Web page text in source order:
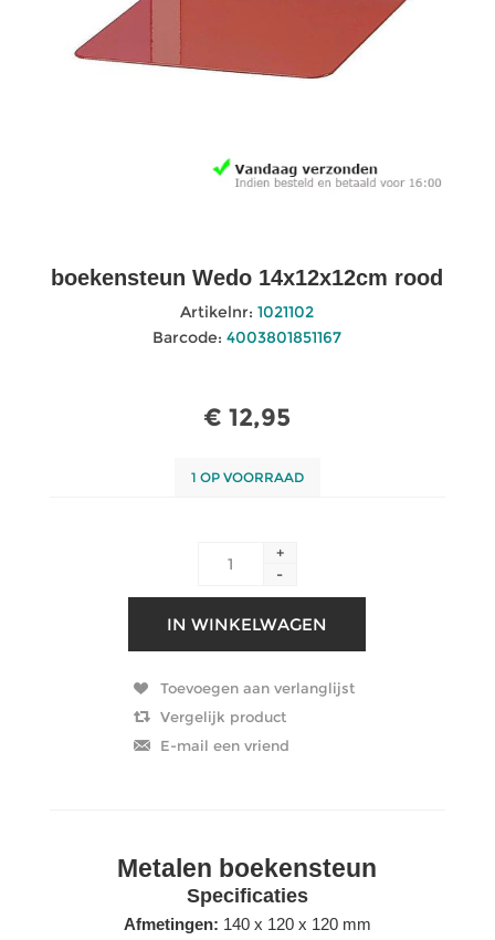
boekensteun Wedo 14x12x12cm rood
Artikelnr: 1021102
Barcode: 4003801851167
€ 12,95
1 OP VOORRAAD
+
-
Metalen boekensteun
Specificaties
Afmetingen: 140 x 120 x 120 mm